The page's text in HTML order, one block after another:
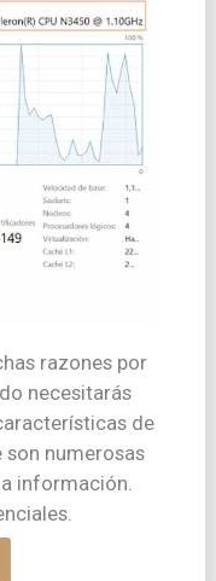
razones por
necesitarás
de
numerosas
información.